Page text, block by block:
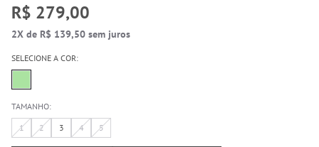
R$ 279,00
2X de R$ 139,50 sem juros
SELECIONE A COR:
TAMANHO:
1
2 3 4 5